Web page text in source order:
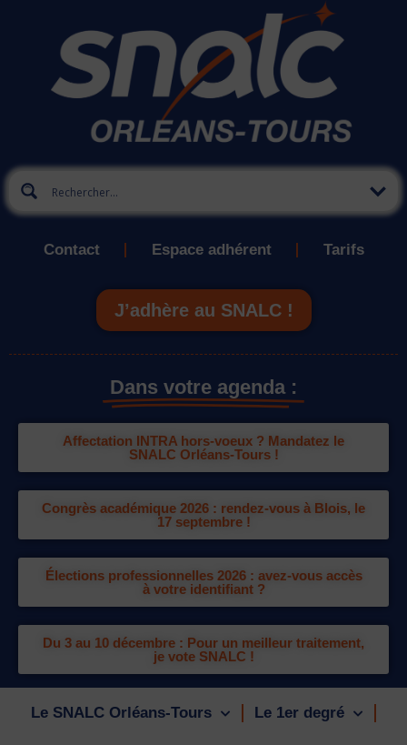
Contact Espace adhérent Tarifs
J’adhère au SNALC !
Dans votre agenda :
Affectation INTRA hors-voeux ? Mandatez le
SNALC Orléans-Tours !
Congrès académique 2026 : rendez-vous à Blois, le
17 septembre !
Élections professionnelles 2026 : avez-vous accès
à votre identifiant ?
Du 3 au 10 décembre : Pour un meilleur traitement,
je vote SNALC !
Le SNALC Orléans-Tours Le 1er degré